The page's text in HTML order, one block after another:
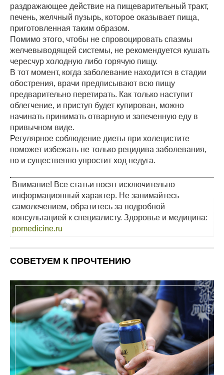
раздражающее действие на пищеварительный тракт,
печень, желчный пузырь, которое оказывает пища,
приготовленная таким образом.
Помимо этого, чтобы не спровоцировать спазмы
желчевыводящей системы, не рекомендуется кушать
чересчур холодную либо горячую пищу.
В тот момент, когда заболевание находится в стадии
обострения, врачи предписывают всю пищу
предварительно перетирать. Как только наступит
облегчение, и приступ будет купирован, можно
начинать принимать отварную и запеченную еду в
привычном виде.
Регулярное соблюдение диеты при холецистите
поможет избежать не только рецидива заболевания,
но и существенно упростит ход недуга.
Внимание! Все статьи носят исключительно
информационный характер. Не занимайтесь
самолечением, обратитесь за подробной
консультацией к специалисту. Здоровье и медицина:
pomedicine.ru
СОВЕТУЕМ К ПРОЧТЕНИЮ